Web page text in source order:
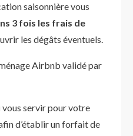
saisonnière vous
3 fois les frais de
les dégâts éventuels.
Airbnb validé par
vous servir pour votre
afin d’établir un forfait de